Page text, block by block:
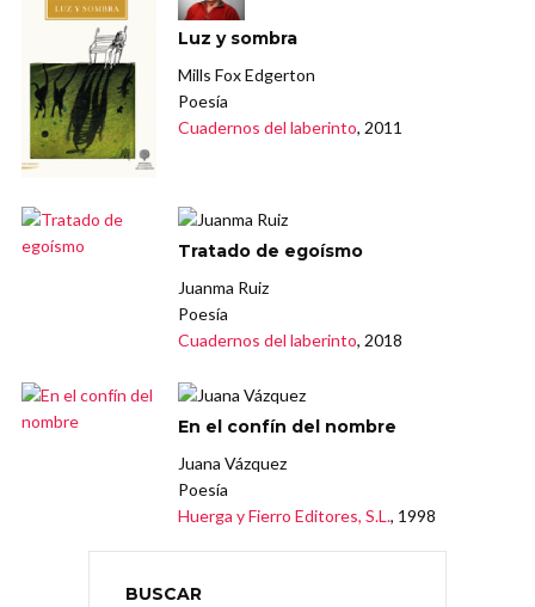
Luz y sombra
Mills Fox Edgerton
Poesía
Cuadernos del laberinto, 2011
Tratado de egoísmo
Juanma Ruiz
Poesía
Cuadernos del laberinto, 2018
En el confín del nombre
Juana Vázquez
Poesía
Huerga y Fierro Editores, S.L., 1998
BUSCAR